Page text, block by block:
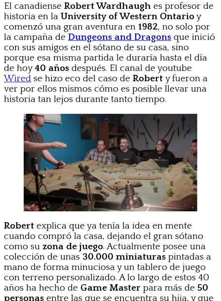
El canadiense Robert Wardhaugh es profesor de
historia en la University of Western Ontarioy
comenzó una gran aventura en 1982, no solo por
la campaña de Dungeons and Dragons que inició
con sus amigos en el sótano de su casa, sino
porque esa misma partida le duraría hasta el día
de hoy 40 años después. El canal de youtube
Wired se hizo eco del caso de Robert y fueron a
ver por ellos mismos cómo es posible llevar una
historia tan lejos durante tanto tiempo.
Robert explica que ya tenía la idea en mente
cuando compró la casa, dejando el gran sótano
como su zona de juego. Actualmente posee una
colección de unas 30.000 miniaturas pintadas a
mano de forma minuciosa y un tablero de juego
con terreno personalizado. A lo largo de estos 40
años ha hecho de Game Master para más de 50
personas entre las que se encuentra su hija, y que